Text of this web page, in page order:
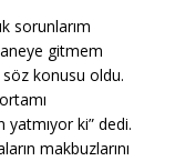
sorunlarım
gitmem
konusu oldu.
yatmıyor ki” dedi.
makbuzlarını